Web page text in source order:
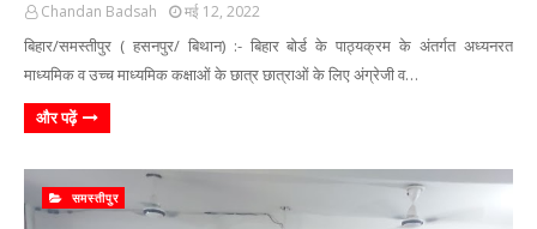
Chandan Badsah मई 12, 2022
बिहार/समस्तीपुर ( हसनपुर/ बिथान) :- बिहार बोर्ड के पाठ्यक्रम के अंतर्गत अध्यनरत
माध्यमिक व उच्च माध्यमिक कक्षाओं के छात्र छात्राओं के लिए अंग्रेजी व…
और पढ़ें
समस्तीपुर